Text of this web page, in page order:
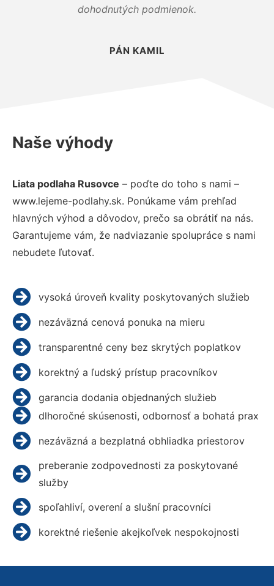
dohodnutých podmienok.
PÁN KAMIL
Naše výhody
Liata podlaha Rusovce – poďte do toho s nami –
www.lejeme-podlahy.sk. Ponúkame vám prehľad
hlavných výhod a dôvodov, prečo sa obrátiť na nás.
Garantujeme vám, že nadviazanie spolupráce s nami
nebudete ľutovať.
vysoká úroveň kvality poskytovaných služieb
nezáväzná cenová ponuka na mieru
transparentné ceny bez skrytých poplatkov
korektný a ľudský prístup pracovníkov
garancia dodania objednaných služieb
dlhoročné skúsenosti, odbornosť a bohatá prax
nezáväzná a bezplatná obhliadka priestorov
preberanie zodpovednosti za poskytované
služby
spoľahliví, overení a slušní pracovníci
korektné riešenie akejkoľvek nespokojnosti